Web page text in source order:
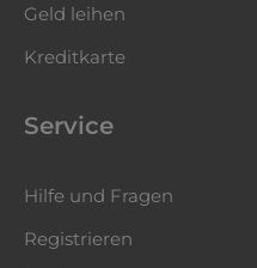
Geld leihen
Kreditkarte
Service
Hilfe und Fragen
Registrieren